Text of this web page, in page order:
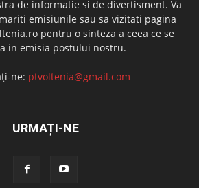
de informatie si de divertisment. Va
emisiunile sau sa vizitati pagina
pentru o sinteza a ceea ce se
in emisia postului nostru.
ne: ptvoltenia@gmail.com
URMAȚI-NE